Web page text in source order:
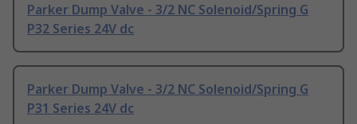
Parker Dump Valve - 3/2 NC Solenoid/Spring G
P32 Series 24V dc
Parker Dump Valve - 3/2 NC Solenoid/Spring G
P31 Series 24V dc